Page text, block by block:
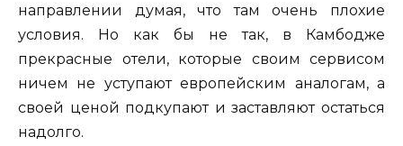
направлении думая, что там очень плохие
условия. Но как бы не так, в Камбодже
прекрасные отели, которые своим сервисом
ничем не уступают европейским аналогам, а
своей ценой подкупают и заставляют остаться
надолго.